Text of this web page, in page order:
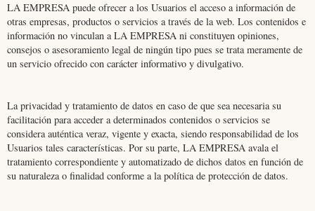
LA EMPRESA puede ofrecer a los Usuarios el acceso a información de
otras empresas, productos o servicios a través de la web. Los contenidos e
información no vinculan a LA EMPRESA ni constituyen opiniones,
consejos o asesoramiento legal de ningún tipo pues se trata meramente de
un servicio ofrecido con carácter informativo y divulgativo.
La privacidad y tratamiento de datos en caso de que sea necesaria su
facilitación para acceder a determinados contenidos o servicios se
considera auténtica veraz, vigente y exacta, siendo responsabilidad de los
Usuarios tales características. Por su parte, LA EMPRESA avala el
tratamiento correspondiente y automatizado de dichos datos en función de
su naturaleza o finalidad conforme a la política de protección de datos.